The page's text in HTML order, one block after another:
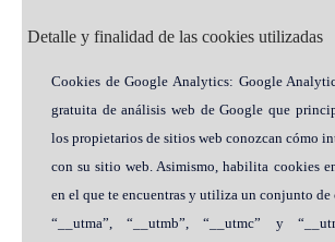
Detalle y finalidad de las cookies utilizadas
Cookies de Google Analytics: Google
gratuita de análisis web de Google que
los propietarios de sitios web conozcan cómo
con su sitio web. Asimismo, habilita cookies
en el que te encuentras y utiliza un conjunto de
“__utma”, “__utmb”, “__utmc” y